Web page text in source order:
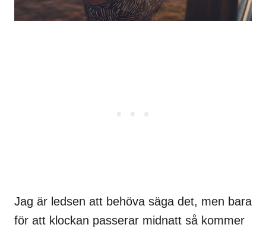
Jag är ledsen att behöva säga det, men bara
för att klockan passerar midnatt så kommer